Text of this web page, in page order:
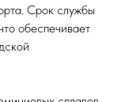
Срок службы
обеспечивает